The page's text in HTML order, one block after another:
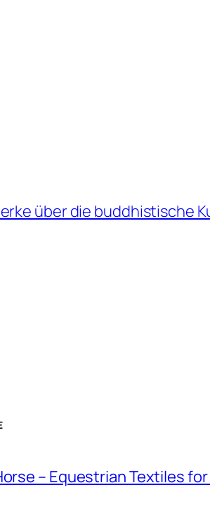
über die buddhistische
– Equestrian Textiles